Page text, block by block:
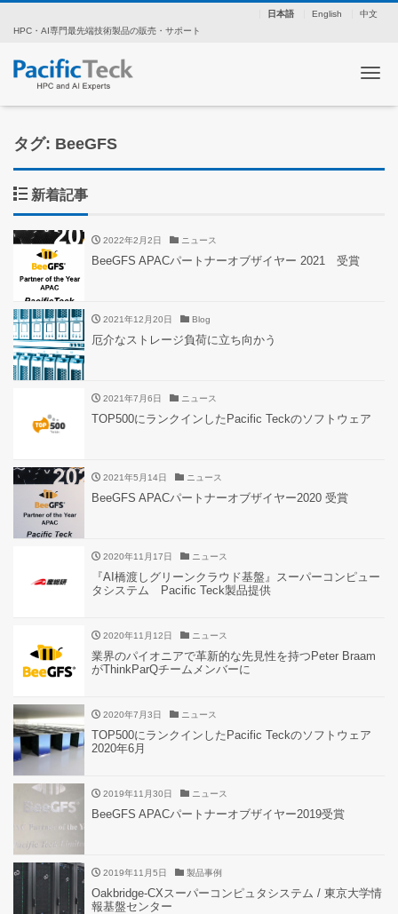
日本語 English
中文
HPC・AI専門最先端技術製品の販売・サポート
ナ
タグ: BeeGFS
新着記事
2022年2月2日 ニュース
BeeGFS APACパートナーオブザイヤー 2021 受賞
2021年12月20日 Blog
厄介なストレージ負荷に立ち向かう
2021年7月6日 ニュース
TOP500にランクインしたPacific Teckのソフトウェア
2021年5月14日 ニュース
BeeGFS APACパートナーオブザイヤー2020 受賞
2020年11月17日 ニュース
『AI橋渡しグリーンクラウド基盤』スーパーコンピュー
タシステム Pacific Teck製品提供
2020年11月12日 ニュース
業界のパイオニアで革新的な先見性を持つPeter Braam
がThinkParQチームメンバーに
2020年7月3日 ニュース
TOP500にランクインしたPacific Teckのソフトウェア
2020年6月
2019年11月30日 ニュース
BeeGFS APACパートナーオブザイヤー2019受賞
2019年11月5日 製品事例
Oakbridge-CXスーパーコンピュタシステム / 東京大学情
報基盤センター